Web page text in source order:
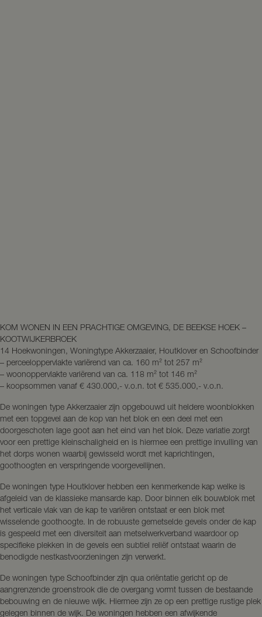
KOM WONEN IN EEN PRACHTIGE OMGEVING, DE BEEKSE HOEK –
KOOTWIJKERBROEK
14 Hoekwoningen, Woningtype Akkerzaaier, Houtklover en Schoofbinder
– perceeloppervlakte variërend van ca. 160 m² tot 257 m²
– woonoppervlakte variërend van ca. 118 m² tot 146 m²
– koopsommen vanaf € 430.000,- v.o.n. tot € 535.000,- v.o.n.
De woningen type Akkerzaaier zijn opgebouwd uit heldere woonblokken
met een topgevel aan de kop van het blok en een deel met een
doorgeschoten lage goot aan het eind van het blok. Deze variatie zorgt
voor een prettige kleinschaligheid en is hiermee een prettige invulling van
het dorps wonen waarbij gewisseld wordt met kaprichtingen,
goothoogten en verspringende voorgevellijnen.
De woningen type Houtklover hebben een kenmerkende kap welke is
afgeleid van de klassieke mansarde kap. Door binnen elk bouwblok met
het verticale vlak van de kap te variëren ontstaat er een blok met
wisselende goothoogte. In de robuuste gemetselde gevels onder de kap
is gespeeld met een diversiteit aan metselwerkverband waardoor op
specifieke plekken in de gevels een subtiel reliëf ontstaat waarin de
benodigde nestkastvoorzieningen zijn verwerkt.
De woningen type Schoofbinder zijn qua oriëntatie gericht op de
aangrenzende groenstrook die de overgang vormt tussen de bestaande
bebouwing en de nieuwe wijk. Hiermee zijn ze op een prettige rustige plek
gelegen binnen de wijk. De woningen hebben een afwijkende